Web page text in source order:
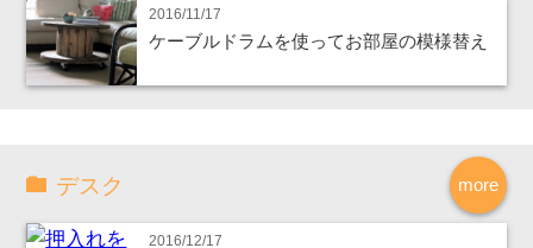
2016/11/17
ケーブルドラムを使ってお部屋の模様替え
more
デスク
2016/12/17